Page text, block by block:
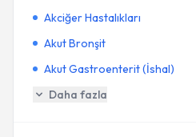
Akciğer Hastalıkları
Akut Bronşit
Akut Gastroenterit (İshal)
Daha fazla